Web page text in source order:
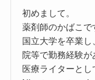
初めまして。
薬剤師のかばこで
国立大学を卒業
院等で勤務経験が
医療ライターとし